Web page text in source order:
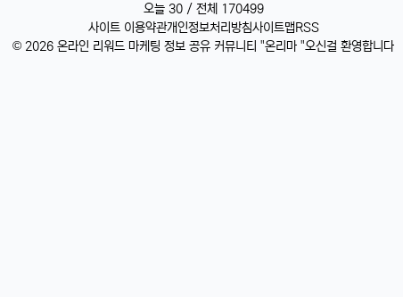
오늘 30 / 전체 170499
사이트 이용약관개인정보처리방침사이트맵RSS
© 2026 온라인 리워드 마케팅 정보 공유 커뮤니티 "온리마 "오신걸 환영합니다